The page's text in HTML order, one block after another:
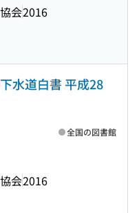
会2016
水道白書 平成28
会2016
全国の図書館